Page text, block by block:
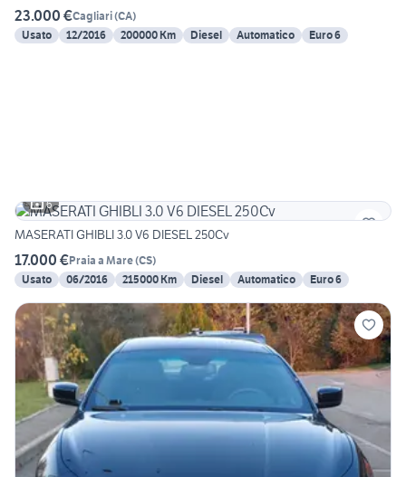
23.000 €Cagliari(CA)
Usato
12/2016 200000 Km Diesel Automatico Euro 6
6
MASERATI GHIBLI 3.0 V6 DIESEL 250Cv
17.000 €Praia a Mare(CS)
Usato
06/2016 215000 Km Diesel Automatico Euro 6